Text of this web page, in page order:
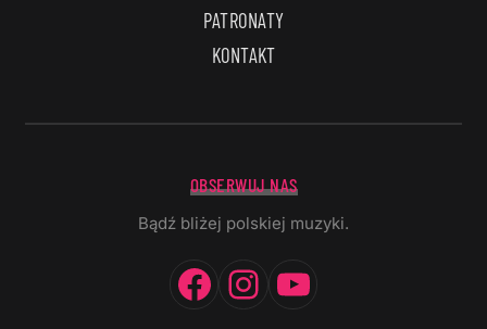
PATRONATY
KONTAKT
OBSERWUJ NAS
Bądź bliżej polskiej muzyki.
Facebook
Instagram